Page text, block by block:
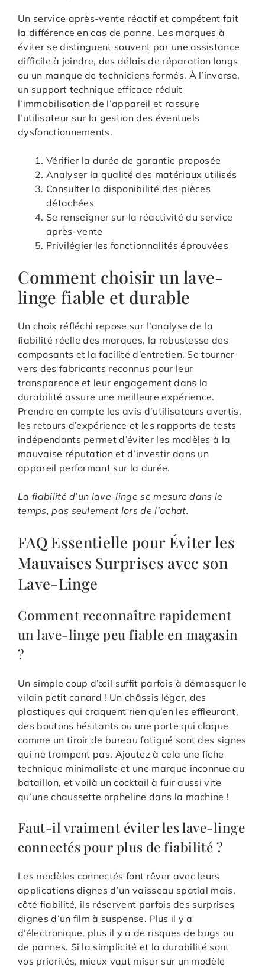
Un service après-vente réactif et compétent fait
la différence en cas de panne. Les marques à
éviter se distinguent souvent par une assistance
difficile à joindre, des délais de réparation longs
ou un manque de techniciens formés. À l’inverse,
un support technique efficace réduit
l’immobilisation de l’appareil et rassure
l’utilisateur sur la gestion des éventuels
dysfonctionnements.
Vérifier la durée de garantie proposée
Analyser la qualité des matériaux utilisés
Consulter la disponibilité des pièces
détachées
Se renseigner sur la réactivité du service
après-vente
Privilégier les fonctionnalités éprouvées
Comment choisir un lave-
linge fiable et durable
Un choix réfléchi repose sur l’analyse de la
fiabilité réelle des marques, la robustesse des
composants et la facilité d’entretien. Se tourner
vers des fabricants reconnus pour leur
transparence et leur engagement dans la
durabilité assure une meilleure expérience.
Prendre en compte les avis d’utilisateurs avertis,
les retours d’expérience et les rapports de tests
indépendants permet d’éviter les modèles à la
mauvaise réputation et d’investir dans un
appareil performant sur la durée.
La fiabilité d’un lave-linge se mesure dans le
temps, pas seulement lors de l’achat.
FAQ Essentielle pour Éviter les
Mauvaises Surprises avec son
Lave-Linge
Comment reconnaître rapidement
un lave-linge peu fiable en magasin
?
Un simple coup d’œil suffit parfois à démasquer le
vilain petit canard ! Un châssis léger, des
plastiques qui craquent rien qu’en les effleurant,
des boutons hésitants ou une porte qui claque
comme un tiroir de bureau fatigué sont des signes
qui ne trompent pas. Ajoutez à cela une fiche
technique minimaliste et une marque inconnue au
bataillon, et voilà un cocktail à fuir aussi vite
qu’une chaussette orpheline dans la machine !
Faut-il vraiment éviter les lave-linge
connectés pour plus de fiabilité ?
Les modèles connectés font rêver avec leurs
applications dignes d’un vaisseau spatial mais,
côté fiabilité, ils réservent parfois des surprises
dignes d’un film à suspense. Plus il y a
d’électronique, plus il y a de risques de bugs ou
de pannes. Si la simplicité et la durabilité sont
vos priorités, mieux vaut miser sur un modèle